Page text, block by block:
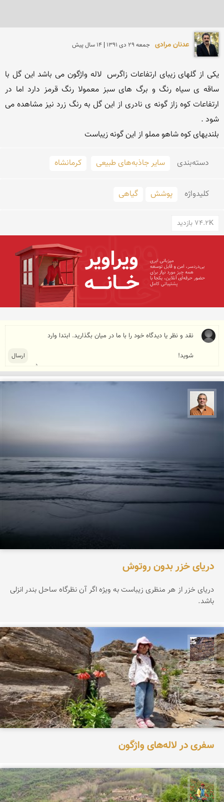
عدنان مرادی جمعه 29 دی 1391 | 14 سال پیش
بلندیهای کوه شاهو مملو از این گونه زیباست
دسته‌بندی سایر جاذبه‌های طبیعی کرمانشاه
کلید‌واژه پوشش گیاهی
74.2K بازدید
دریای خزر بدون روتوش
دریای خزر از هر منظری زیباست به ویژه اگر آن نظرگاه ساحل بندر انزلی
باشد.
محمد ناصری فرد
سفری در لاله‌های واژگون
اسفندیار خدایی